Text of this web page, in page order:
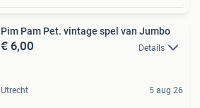
Pim Pam Pet. vintage spel van Jumbo
€ 6,00 Details
Utrecht 5 aug 26